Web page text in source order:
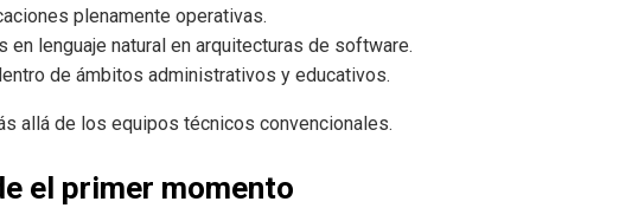
plenamente operativas.
lenguaje natural en arquitecturas de software.
de ámbitos administrativos y educativos.
allá de los equipos técnicos convencionales.
el primer momento